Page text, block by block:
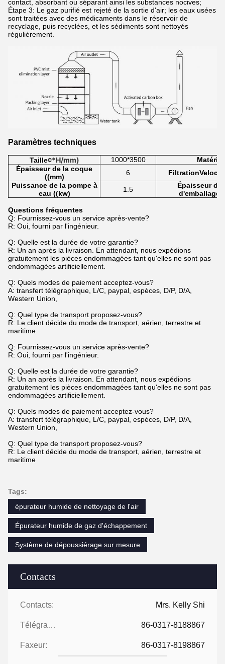
Contacts
Contacts: Mrs. Kelly Shi
Télégramme: 86-0317-8188867
Faxeur: 86-0317-8198867
contact, absorbant ou séparant ainsi les substances nocives;
Étape 3: Le gaz purifié est rejeté de la sortie d'air; les eaux usées
sont traitées avec des médicaments dans le réservoir de
recyclage, puis recyclées, et les sédiments sont nettoyés
régulièrement.
Paramètres techniques
Taille¢*H/mm) 1000*3500
Matériel
Épaisseur de la coque
((mm)
6
Puissance de la pompe à
eau ((kw)
1.5
Épaisseur de
d'emballage
Questions fréquentes
Q: Fournissez-vous un service après-vente?
R: Oui, fourni par l'ingénieur.
Q: Quelle est la durée de votre garantie?
R: Un an après la livraison. En attendant, nous expédions
gratuitement les pièces endommagées tant qu'elles ne sont pas
endommagées artificiellement.
Q: Quels modes de paiement acceptez-vous?
A: transfert télégraphique, L/C, paypal, espèces, D/P, D/A,
Western Union,
Q: Quel type de transport proposez-vous?
R: Le client décide du mode de transport, aérien, terrestre et
maritime
Q: Fournissez-vous un service après-vente?
R: Oui, fourni par l'ingénieur.
Q: Quelle est la durée de votre garantie?
R: Un an après la livraison. En attendant, nous expédions
gratuitement les pièces endommagées tant qu'elles ne sont pas
endommagées artificiellement.
Q: Quels modes de paiement acceptez-vous?
A: transfert télégraphique, L/C, paypal, espèces, D/P, D/A,
Western Union,
Q: Quel type de transport proposez-vous?
R: Le client décide du mode de transport, aérien, terrestre et
maritime
Tags:
épurateur humide de nettoyage de l'air
Épurateur humide de gaz d'échappement
Système de dépoussiérage sur mesure